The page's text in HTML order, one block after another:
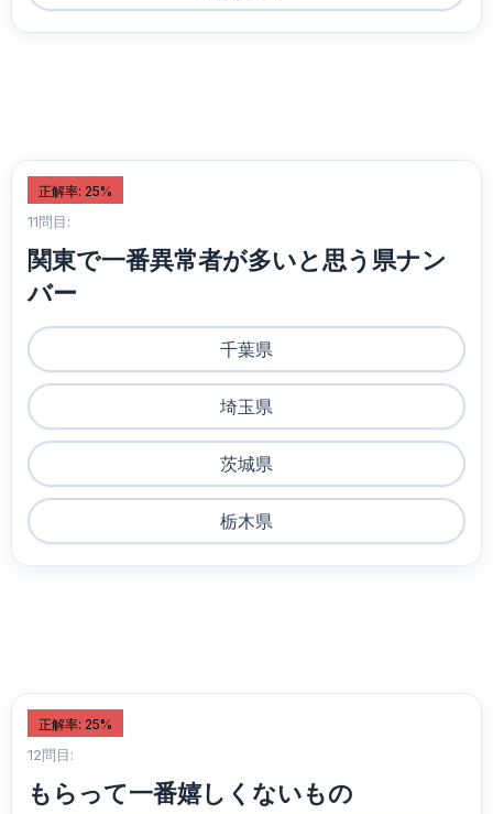
正解率: 25%
11問目:
関東で一番異常者が多いと思う県ナン
バー
千葉県
埼玉県
茨城県
栃木県
正解率: 25%
12問目:
もらって一番嬉しくないもの